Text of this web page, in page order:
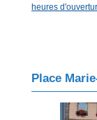
heures
Place